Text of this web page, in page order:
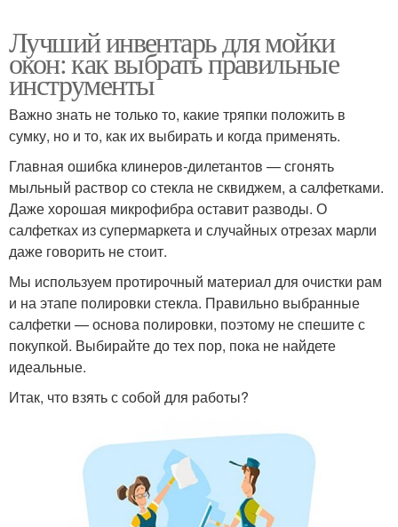
Лучший инвентарь для мойки
окон: как выбрать правильные
инструменты
Важно знать не только то, какие тряпки положить в
сумку, но и то, как их выбирать и когда применять.
Главная ошибка клинеров-дилетантов — сгонять
мыльный раствор со стекла не сквиджем, а салфетками.
Даже хорошая микрофибра оставит разводы. О
салфетках из супермаркета и случайных отрезах марли
даже говорить не стоит.
Мы используем протирочный материал для очистки рам
и на этапе полировки стекла. Правильно выбранные
салфетки — основа полировки, поэтому не спешите с
покупкой. Выбирайте до тех пор, пока не найдете
идеальные.
Итак, что взять с собой для работы?